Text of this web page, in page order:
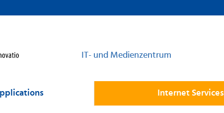
IT- und Medienzentrum
Internet Services